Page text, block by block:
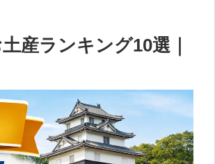
産ランキング10選｜